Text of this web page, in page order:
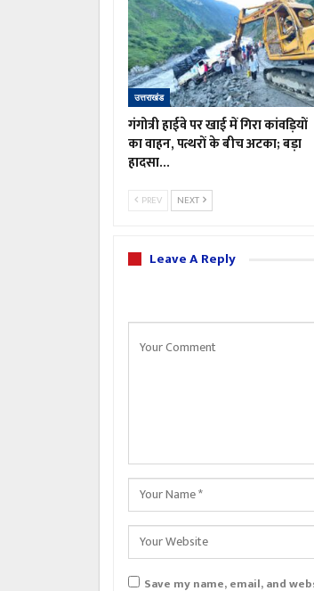
उत्तराखंड
गंगोत्री हाईवे पर खाई में गिरा कांवड़ियों
का वाहन, पत्थरों के बीच अटका; बड़ा
हादसा…
PREV NEXT
Leave A Reply
Save my name, email, and